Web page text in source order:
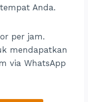
Anda.
per jam.
mendapatkan
via WhatsApp